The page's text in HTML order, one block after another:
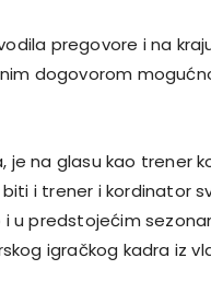
pregovore i na
dogovorom
je na glasu kao trener
i trener i kordinator
i u predstojećim
igračkog kadra iz